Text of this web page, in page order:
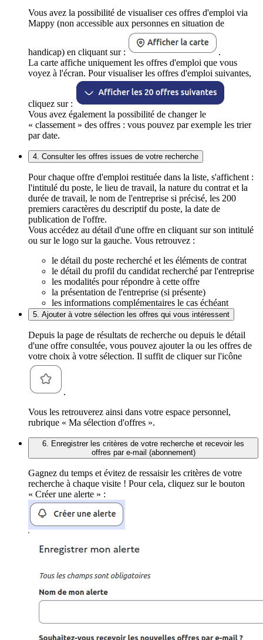
Vous avez la possibilité de visualiser ces offres d'emploi via
Mappy (non accessible aux personnes en situation de
handicap) en cliquant sur :
.
La carte affiche uniquement les offres d'emploi que vous
voyez à l'écran. Pour visualiser les offres d'emploi suivantes,
cliquez sur :
Vous avez également la possibilité de changer le
« classement » des offres : vous pouvez par exemple les trier
par date.
4. Consulter les offres issues de votre recherche
Pour chaque offre d'emploi restituée dans la liste, s'affichent :
l'intitulé du poste, le lieu de travail, la nature du contrat et la
durée de travail, le nom de l'entreprise si précisé, les 200
premiers caractères du descriptif du poste, la date de
publication de l'offre.
Vous accédez au détail d'une offre en cliquant sur son intitulé
ou sur le logo sur la gauche. Vous retrouvez :
le détail du poste recherché et les éléments de contrat
le détail du profil du candidat recherché par l'entreprise
les modalités pour répondre à cette offre
la présentation de l'entreprise (si présente)
les informations complémentaires le cas échéant
5. Ajouter à votre sélection les offres qui vous intéressent
Depuis la page de résultats de recherche ou depuis le détail
d'une offre consultée, vous pouvez ajouter la ou les offres de
votre choix à votre sélection. Il suffit de cliquer sur l'icône
.
Vous les retrouverez ainsi dans votre espace personnel,
rubrique « Ma sélection d'offres ».
6. Enregistrer les critères de votre recherche et recevoir les
offres par e-mail (abonnement)
Gagnez du temps et évitez de ressaisir les critères de votre
recherche à chaque visite ! Pour cela, cliquez sur le bouton
« Créer une alerte » :